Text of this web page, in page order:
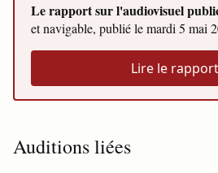
Le rapport sur l'audiovisuel
et navigable, publié lemardi 5 mai
Lire le
Auditions liées